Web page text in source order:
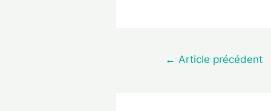
← Article précédent